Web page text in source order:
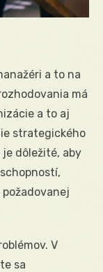
a to na
má
a to aj
strategického
dôležité, aby
V
sa